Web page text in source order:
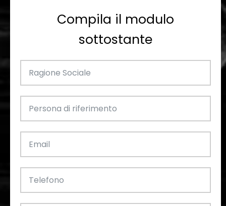
Compila il modulo
sottostante